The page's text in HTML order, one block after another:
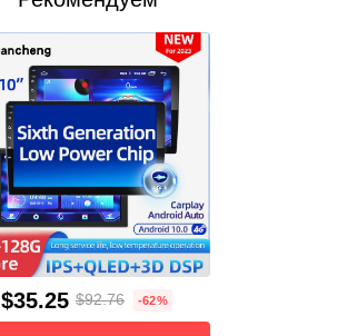
$35.25 $92.76 -62%